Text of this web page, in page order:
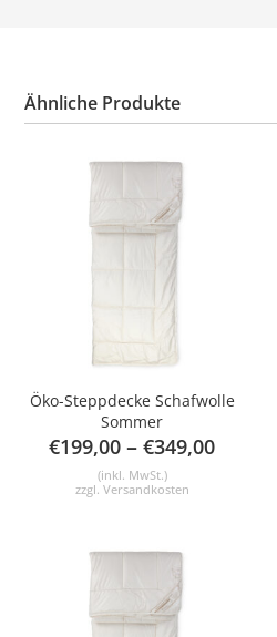
Ähnliche Produkte
Öko-Steppdecke Schafwolle
Sommer
€199,00 –€349,00
(inkl. MwSt.)
zzgl. Versandkosten